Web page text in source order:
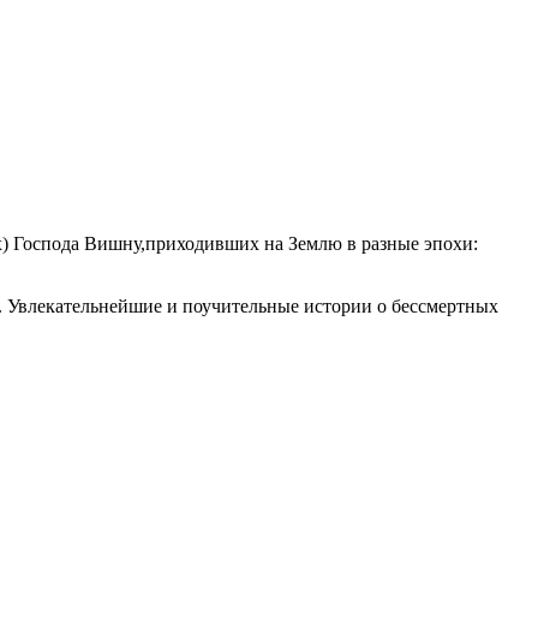
Господа Вишну,приходивших на Землю в разные эпохи:
и поучительные истории о бессмертных